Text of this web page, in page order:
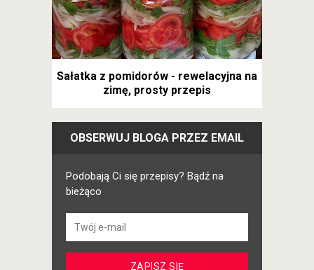
Sałatka z pomidorów - rewelacyjna na
zimę, prosty przepis
OBSERWUJ BLOGA PRZEZ EMAIL
Podobają Ci się przepisy? Bądź na
bieżąco